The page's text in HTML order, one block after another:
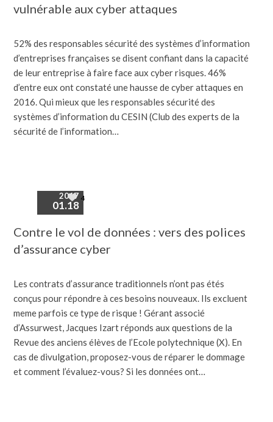
vulnérable aux cyber attaques
52% des responsables sécurité des systèmes d’information
d’entreprises françaises se disent confiant dans la capacité
de leur entreprise à faire face aux cyber risques. 46%
d’entre eux ont constaté une hausse de cyber attaques en
2016. Qui mieux que les responsables sécurité des
systèmes d’information du CESIN (Club des experts de la
sécurité de l’information…
2017
01.18
4
Contre le vol de données : vers des polices
d’assurance cyber
Les contrats d’assurance traditionnels n’ont pas étés
conçus pour répondre à ces besoins nouveaux. Ils excluent
meme parfois ce type de risque ! Gérant associé
d’Assurwest, Jacques Izart réponds aux questions de la
Revue des anciens élèves de l’Ecole polytechnique (X). En
cas de divulgation, proposez-vous de réparer le dommage
et comment l’évaluez-vous? Si les données ont…